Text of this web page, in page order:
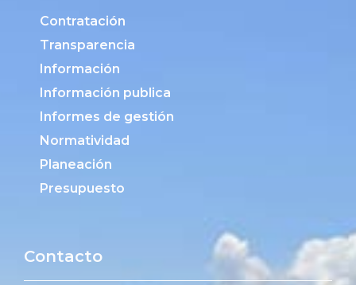
Contratación
Transparencia
Información
Información publica
Informes de gestión
Normatividad
Planeación
Presupuesto
Contacto